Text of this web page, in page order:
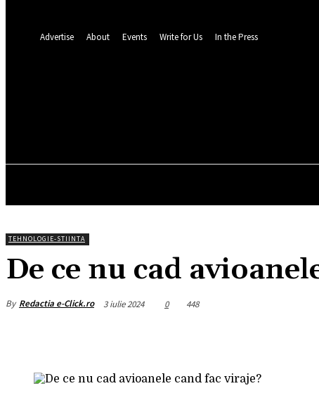
Advertise About Events Write for Us In the Press
TEHNOLOGIE-STIINTA
De ce nu cad
By Redactia e-Click.ro 3 iulie 2024 0 448